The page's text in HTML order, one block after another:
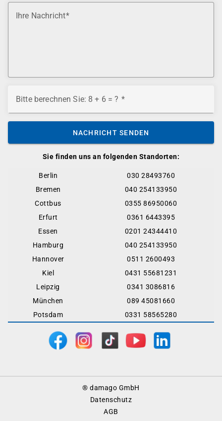
Sie finden uns an folgenden Standorten:
Berlin
030 28493760
Bremen
040 254133950
Cottbus
0355 86950060
Erfurt
0361 6443395
Essen
0201 24344410
Hamburg
040 254133950
Hannover
0511 2600493
Kiel
0431 55681231
Leipzig
0341 3086816
München
089 45081660
Potsdam
0331 58565280
Ihre Nachricht
Bitte berechnen Sie: 8 + 6 = ?
NACHRICHT SENDEN
® damago GmbH
Datenschutz
AGB